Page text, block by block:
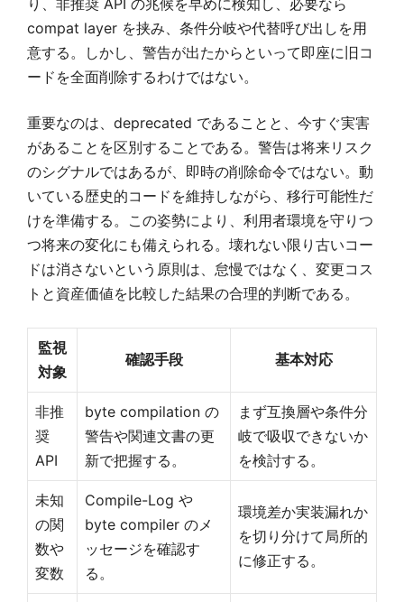
り、非推奨 API の兆候を早めに検知し、必要なら
compat layer を挟み、条件分岐や代替呼び出しを用
意する。しかし、警告が出たからといって即座に旧コ
ードを全面削除するわけではない。
重要なのは、deprecated であることと、今すぐ実害
があることを区別することである。警告は将来リスク
のシグナルではあるが、即時の削除命令ではない。動
いている歴史的コードを維持しながら、移行可能性だ
けを準備する。この姿勢により、利用者環境を守りつ
つ将来の変化にも備えられる。壊れない限り古いコー
ドは消さないという原則は、怠慢ではなく、変更コス
トと資産価値を比較した結果の合理的判断である。
監視
対象
確認手段 基本対応
非推
奨
API
byte compilation の
警告や関連文書の更
新で把握する。
まず互換層や条件分
岐で吸収できないか
を検討する。
未知
の関
数や
変数
Compile-Log や
byte compiler のメ
ッセージを確認す
る。
環境差か実装漏れか
を切り分けて局所的
に修正する。